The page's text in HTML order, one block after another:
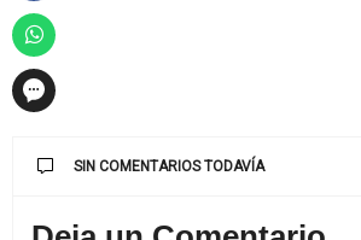
SIN COMENTARIOS TODAVÍA